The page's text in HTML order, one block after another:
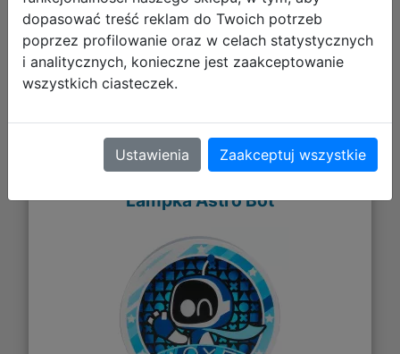
Galeria zdjęć
Lampka Astro Bot
dopasować treść reklam do Twoich potrzeb
poprzez profilowanie oraz w celach statystycznych
i analitycznych, konieczne jest zaakceptowanie
wszystkich ciasteczek.
Ustawienia Zaakceptuj wszystkie